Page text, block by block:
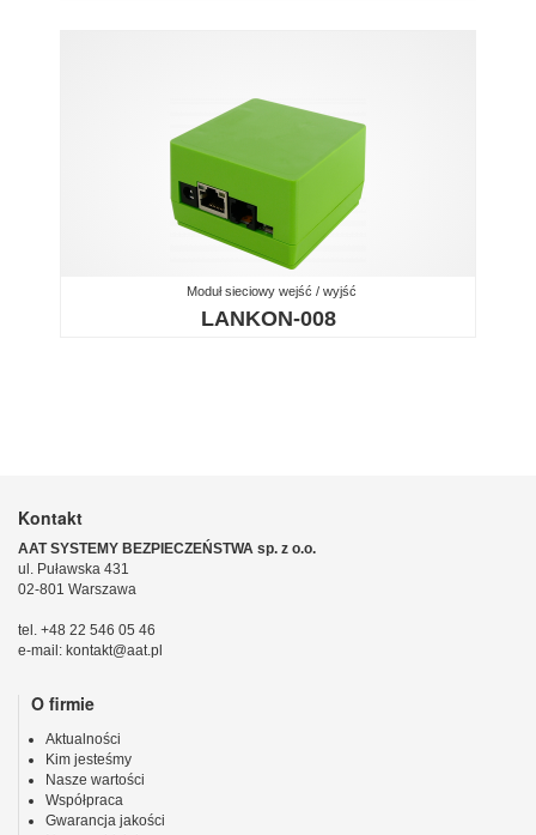
Moduł sieciowy wejść / wyjść
LANKON-008
Kontakt
AAT SYSTEMY BEZPIECZEŃSTWA sp. z o.o.
ul. Puławska 431
02-801 Warszawa
tel. +48 22 546 05 46
e-mail: kontakt@aat.pl
O firmie
Aktualności
Kim jesteśmy
Nasze wartości
Współpraca
Gwarancja jakości